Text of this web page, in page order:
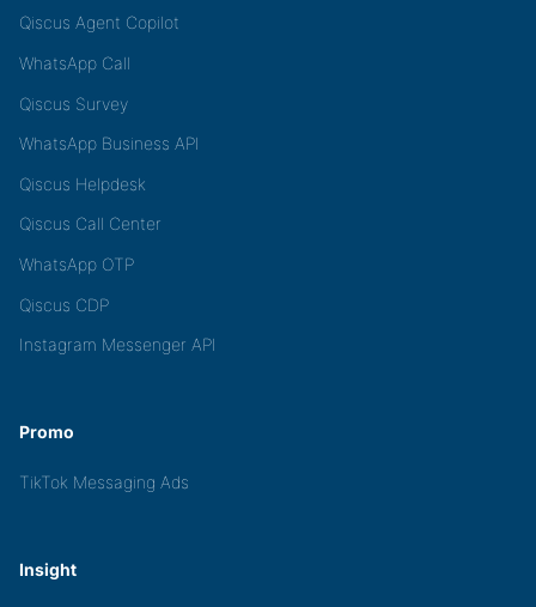
Qiscus Agent Copilot
WhatsApp Call
Qiscus Survey
WhatsApp Business API
Qiscus Helpdesk
Qiscus Call Center
WhatsApp OTP
Qiscus CDP
Instagram Messenger API
Promo
TikTok Messaging Ads
Insight